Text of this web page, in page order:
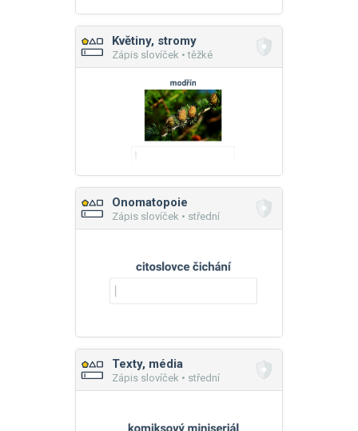
Květiny, stromy
Zápis slovíček • těžké
Onomatopoie
Zápis slovíček • střední
Texty, média
Zápis slovíček • střední